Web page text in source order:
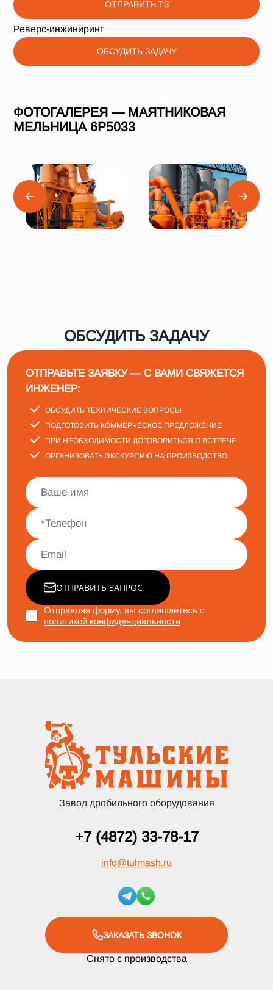
ОТПРАВИТЬ ТЗ
Реверс-инжиниринг
ОБСУДИТЬ ЗАДАЧУ
ФОТОГАЛЕРЕЯ — МАЯТНИКОВАЯ
МЕЛЬНИЦА 6Р5033
ОБСУДИТЬ ЗАДАЧУ
ОТПРАВЬТЕ ЗАЯВКУ — С ВАМИ СВЯЖЕТСЯ
ИНЖЕНЕР:
ОБСУДИТЬ ТЕХНИЧЕСКИЕ ВОПРОСЫ
ПОДГОТОВИТЬ КОММЕРЧЕСКОЕ ПРЕДЛОЖЕНИЕ
ПРИ НЕОБХОДИМОСТИ ДОГОВОРИТЬСЯ О ВСТРЕЧЕ
ОРГАНИЗОВАТЬ ЭКСКУРСИЮ НА ПРОИЗВОДСТВО
ОТПРАВИТЬ ЗАПРОС
Отправляя форму, вы соглашаетесь с
политикой конфиденциальности
Завод дробильного оборудования
+7 (4872) 33-78-17
info@tulmash.ru
ЗАКАЗАТЬ ЗВОНОК
Снято с производства